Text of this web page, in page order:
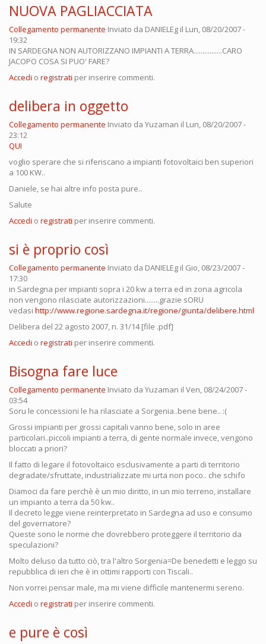
NUOVA PAGLIACCIATA
Collegamento permanente Inviato da DANIELEg il Lun, 08/20/2007 -
19:32
IN SARDEGNA NON AUTORIZZANO IMPIANTI A TERRA................CARO
JACOPO COSA SI PUO' FARE?
Accedi o registrati per inserire commenti.
delibera in oggetto
Collegamento permanente Inviato da Yuzaman il Lun, 08/20/2007 -
23:12
QUI
voglio sperare che si riferiscano a impianti fotovoltaici ben superiori
a 100 KW..
Daniele, se hai altre info posta pure..
Salute
Accedi o registrati per inserire commenti.
si è proprio così
Collegamento permanente Inviato da DANIELEg il Gio, 08/23/2007 -
17:30
in Sardegna per impianti sopra i 20 kw a terra ed in zona agricola
non vengono rilasciate autorizzazioni........grazie sORU
vedasi http://www.regione.sardegna.it/regione/giunta/delibere.html
Delibera del 22 agosto 2007, n. 31/14 [file .pdf]
Accedi o registrati per inserire commenti.
Bisogna fare luce
Collegamento permanente Inviato da Yuzaman il Ven, 08/24/2007 -
03:54
Soru le concessioni le ha rilasciate a Sorgenia..bene bene.. :(
Grossi impianti per grossi capitali vanno bene, solo in aree
particolari..piccoli impianti a terra, di gente normale invece, vengono
bloccati a priori?
Il fatto di legare il fotovoltaico esclusivamente a parti di territorio
degradate/sfruttate, industrializzate mi urta non poco.. che schifo
Diamoci da fare perchè è un mio diritto, in un mio terreno, installare
un impianto a terra da 50 kw..
Il decreto legge viene reinterpretato in Sardegna ad uso e consumo
del governatore?
Queste sono le norme che dovrebbero proteggere il territorio da
speculazioni?
Molto deluso da tutto ciò, tra l'altro Sorgenia=De benedetti e leggo su
repubblica di ieri che è in ottimi rapporti con Tiscali..
Non vorrei pensar male, ma mi viene difficile mantenermi sereno.
Accedi o registrati per inserire commenti.
e pure è così